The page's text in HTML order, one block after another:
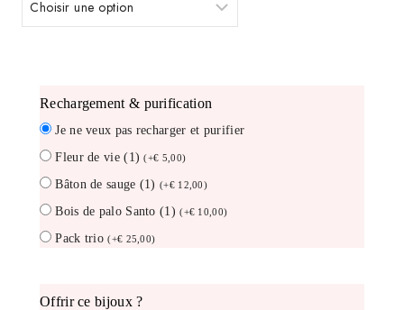
rechargement & purification
Je ne veux pas recharger et purifier
Fleur de vie (1)(+€ 5,00)
Bâton de sauge (1)(+€12,00)
Bois de palo Santo (1)(+€ 10,00)
Pack trio(+€ 25,00)
offrir ce bijoux ?